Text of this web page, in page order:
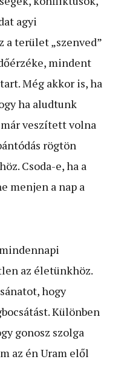
agyi
a terület „szenved”
mindent
Még akkor is, ha
ha aludtunk
veszített volna
rögtön
Csoda-e, ha a
menjen a nap a
az életünkhöz.
hogy
Különben
gonosz szolga
az én Uram elől